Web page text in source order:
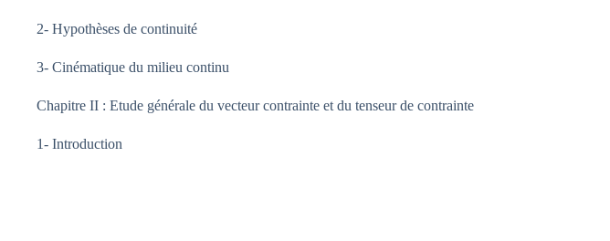
2- Hypothèses de continuité
3- Cinématique du milieu continu
Chapitre II : Etude générale du vecteur contrainte et du tenseur de contrainte
1- Introduction